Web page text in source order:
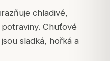
chladivé,
Chuťové
sladká, hořká a